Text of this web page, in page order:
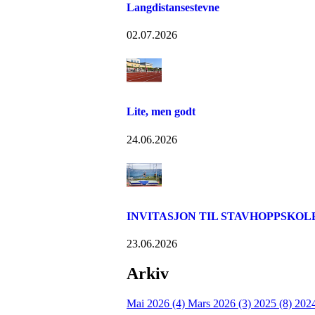
Langdistansestevne
02.07.2026
Lite, men godt
24.06.2026
INVITASJON TIL
23.06.2026
Arkiv
Mai 2026 (4) Mars 2026 (3) 2025 (8)